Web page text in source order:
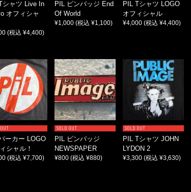
シャツ Live In
オフィシャ
(税込 ¥4,400)
PIL ピンバッジ End
Of World
¥1,000 (税込 ¥1,100)
PIL Tシャツ LOGO
オフィシャル
¥4,000 (税込 ¥4,400)
ーカー LOGO
シャル！
(税込 ¥7,700)
SOLD OUT
PIL ピンバッジ
NEWSPAPER
¥800 (税込 ¥880)
SOLD OUT
PIL Tシャツ JOHN
LYDON 2
¥3,300 (税込 ¥3,630)